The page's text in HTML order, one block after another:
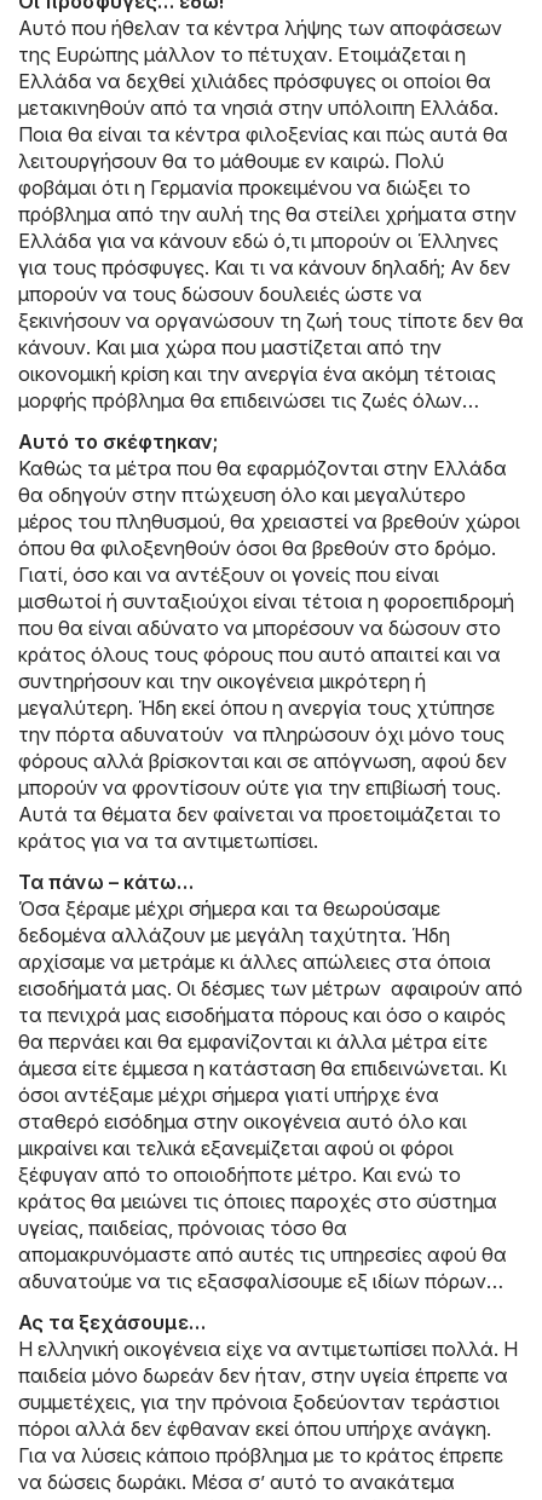
Αυτό που ήθελαν τα κέντρα λήψης των αποφάσεων
της Ευρώπης μάλλον το πέτυχαν. Ετοιμάζεται η
Ελλάδα να δεχθεί χιλιάδες πρόσφυγες οι οποίοι θα
μετακινηθούν από τα νησιά στην υπόλοιπη Ελλάδα.
Ποια θα είναι τα κέντρα φιλοξενίας και πώς αυτά θα
λειτουργήσουν θα το μάθουμε εν καιρώ. Πολύ
φοβάμαι ότι η Γερμανία προκειμένου να διώξει το
πρόβλημα από την αυλή της θα στείλει χρήματα στην
Ελλάδα για να κάνουν εδώ ό,τι μπορούν οι Έλληνες
για τους πρόσφυγες. Και τι να κάνουν δηλαδή; Αν δεν
μπορούν να τους δώσουν δουλειές ώστε να
ξεκινήσουν να οργανώσουν τη ζωή τους τίποτε δεν θα
κάνουν. Και μια χώρα που μαστίζεται από την
οικονομική κρίση και την ανεργία ένα ακόμη τέτοιας
μορφής πρόβλημα θα επιδεινώσει τις ζωές όλων…
Αυτό το σκέφτηκαν;
Καθώς τα μέτρα που θα εφαρμόζονται στην Ελλάδα
θα οδηγούν στην πτώχευση όλο και μεγαλύτερο
μέρος του πληθυσμού, θα χρειαστεί να βρεθούν χώροι
όπου θα φιλοξενηθούν όσοι θα βρεθούν στο δρόμο.
Γιατί, όσο και να αντέξουν οι γονείς που είναι
μισθωτοί ή συνταξιούχοι είναι τέτοια η φοροεπιδρομή
που θα είναι αδύνατο να μπορέσουν να δώσουν στο
κράτος όλους τους φόρους που αυτό απαιτεί και να
συντηρήσουν και την οικογένεια μικρότερη ή
μεγαλύτερη. Ήδη εκεί όπου η ανεργία τους χτύπησε
την πόρτα αδυνατούν να πληρώσουν όχι μόνο τους
φόρους αλλά βρίσκονται και σε απόγνωση, αφού δεν
μπορούν να φροντίσουν ούτε για την επιβίωσή τους.
Αυτά τα θέματα δεν φαίνεται να προετοιμάζεται το
κράτος για να τα αντιμετωπίσει.
Τα πάνω – κάτω…
Όσα ξέραμε μέχρι σήμερα και τα θεωρούσαμε
δεδομένα αλλάζουν με μεγάλη ταχύτητα. Ήδη
αρχίσαμε να μετράμε κι άλλες απώλειες στα όποια
εισοδήματά μας. Οι δέσμες των μέτρων αφαιρούν από
τα πενιχρά μας εισοδήματα πόρους και όσο ο καιρός
θα περνάει και θα εμφανίζονται κι άλλα μέτρα είτε
άμεσα είτε έμμεσα η κατάσταση θα επιδεινώνεται. Κι
όσοι αντέξαμε μέχρι σήμερα γιατί υπήρχε ένα
σταθερό εισόδημα στην οικογένεια αυτό όλο και
μικραίνει και τελικά εξανεμίζεται αφού οι φόροι
ξέφυγαν από το οποιοδήποτε μέτρο. Και ενώ το
κράτος θα μειώνει τις όποιες παροχές στο σύστημα
υγείας, παιδείας, πρόνοιας τόσο θα
απομακρυνόμαστε από αυτές τις υπηρεσίες αφού θα
αδυνατούμε να τις εξασφαλίσουμε εξ ιδίων πόρων…
Ας τα ξεχάσουμε…
Η ελληνική οικογένεια είχε να αντιμετωπίσει πολλά. Η
παιδεία μόνο δωρεάν δεν ήταν, στην υγεία έπρεπε να
συμμετέχεις, για την πρόνοια ξοδεύονταν τεράστιοι
πόροι αλλά δεν έφθαναν εκεί όπου υπήρχε ανάγκη.
Για να λύσεις κάποιο πρόβλημα με το κράτος έπρεπε
να δώσεις δωράκι. Μέσα σ’ αυτό το ανακάτεμα